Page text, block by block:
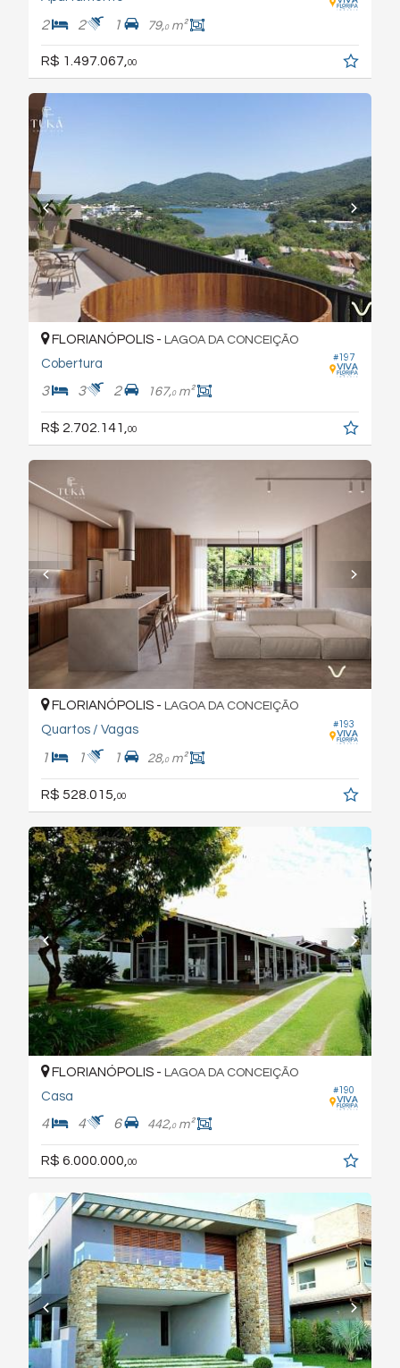
2 2 1 79,0m²
R$ 1.497.067,00
#197
FLORIANÓPOLIS - LAGOA DA CONCEIÇÃO
Cobertura
3 3 2 167,0m²
R$ 2.702.141, 00
#193
FLORIANÓPOLIS - LAGOA DA CONCEIÇÃO
Quartos / Vagas
1 1 1 28,0m²
R$ 528.015, 00
#190
FLORIANÓPOLIS - LAGOA DA CONCEIÇÃO
Casa
4 4 6 442,0m²
R$ 6.000.000, 00